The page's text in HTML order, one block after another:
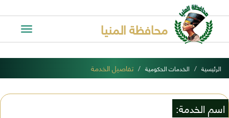
Toggle
محافظة المنيا
الرئيسية الخدمات الحكومية تفاصيل الخدمة
اسم الخدمة: